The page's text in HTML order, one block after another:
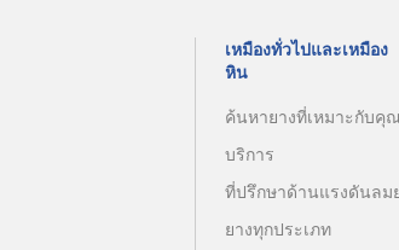
เหมืองทั่วไปและเหมือง
หิน
ค้นหายางที่เหมาะกับคุ
บริการ
ที่ปรึกษาด้านแรงดันลม
ยางทุกประเภท